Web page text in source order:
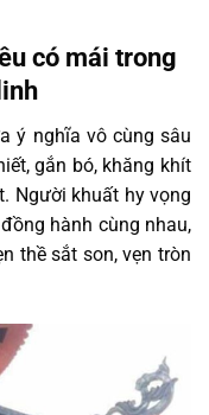
có mái trong
ý nghĩa vô cùng sâu
gắn bó, khăng khít
Người khuất hy vọng
hành cùng nhau,
thề sắt son, vẹn tròn